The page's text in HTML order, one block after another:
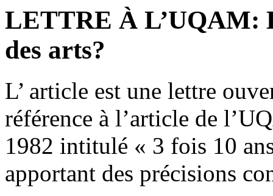
LETTRE À L’UQAM:
des arts?
L’ article est une lettre
référence à l’article de
1982 intitulé « 3 fois 10
apportant des précisions